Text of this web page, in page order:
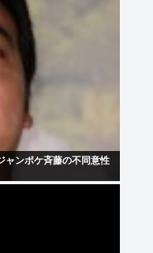
ャンポケ斉藤の不同意性